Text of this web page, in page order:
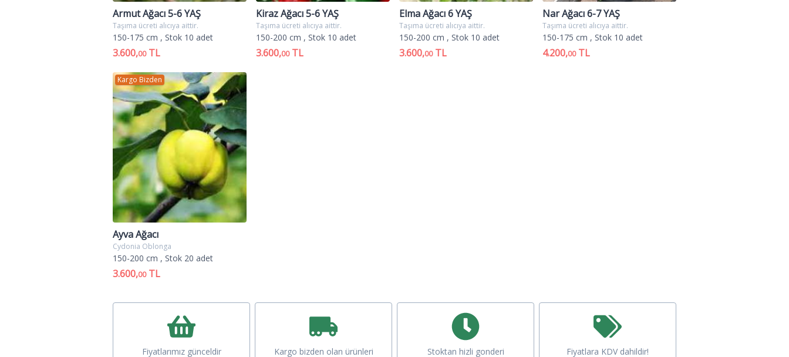
Armut Ağacı 5-6 YAŞ
Taşıma ücreti alıcıya aittir.
150-175 cm , Stok 10 adet
3.600,00TL
Kiraz Ağacı 5-6 YAŞ
Taşıma ücreti alıcıya aittir.
150-200 cm , Stok 10 adet
3.600,00TL
Elma Ağacı 6 YAŞ
Taşıma ücreti alıcıya aittir.
150-200 cm , Stok 10 adet
3.600,00TL
Nar Ağacı 6-7 YAŞ
Taşıma ücreti alıcıya aittir.
150-175 cm , Stok 10 adet
4.200,00TL
Kargo Bizden
Ayva Ağacı
Cydonia Oblonga
150-200 cm , Stok 20 adet
3.600,00TL
Fiyatlarımız günceldir
Kargo bizden olan ürünleri
Stoktan hizli gonderi Fiyatlara KDV dahildir!